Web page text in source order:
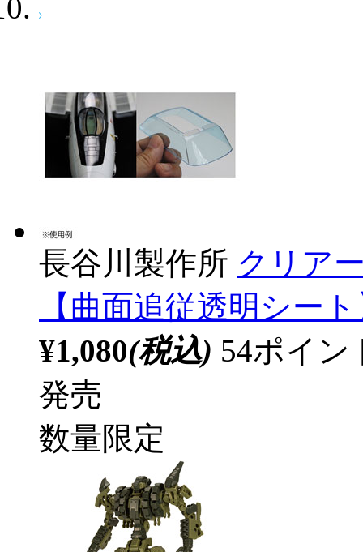
長谷川製作所 クリア
【曲面追従透明シー
¥1,080(税込) 54ポイ
発売
数量限定